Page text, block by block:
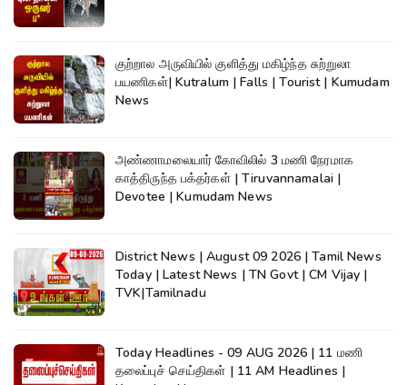
குற்றால அருவியில் குளித்து மகிழ்ந்த சுற்றுலா
பயணிகள்| Kutralum | Falls | Tourist | Kumudam
News
அண்ணாமலையார் கோவிலில் 3 மணி நேரமாக
காத்திருந்த பக்தர்கள் | Tiruvannamalai |
Devotee | Kumudam News
District News | August 09 2026 | Tamil News
Today | Latest News | TN Govt | CM Vijay |
TVK|Tamilnadu
Today Headlines - 09 AUG 2026 | 11 மணி
தலைப்புச் செய்திகள் | 11 AM Headlines |